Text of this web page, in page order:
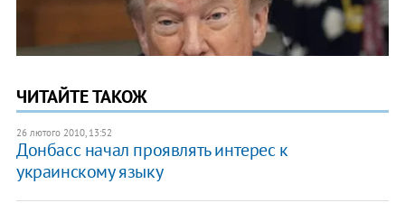
ЧИТАЙТЕ ТАКОЖ
26 лютого 2010, 13:52
Донбасс начал проявлять интерес к
украинскому языку